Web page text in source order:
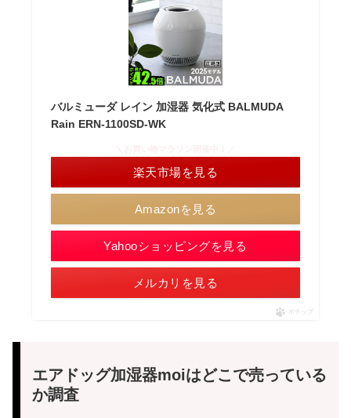
バルミューダ レイン 加湿器 気化式 BALMUDA
Rain ERN-1100SD-WK
Amazonを見る
楽天市場を見る
Yahooショッピングを見る
メルカリを見る
ポチップ
エアドッグ加湿器moiはどこで売っている
か調査